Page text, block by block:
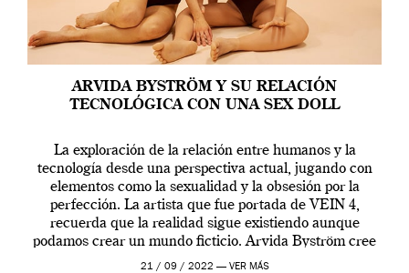
ARVIDA BYSTRÖM Y SU RELACIÓN
TECNOLÓGICA CON UNA SEX DOLL
La exploración de la relación entre humanos y la
tecnología desde una perspectiva actual, jugando con
elementos como la sexualidad y la obsesión por la
perfección. La artista que fue portada de VEIN 4,
recuerda que la realidad sigue existiendo aunque
podamos crear un mundo ficticio. Arvida Byström cree
que los humanos tienen un complejo […]
21 / 09 / 2022 — VER MÁS